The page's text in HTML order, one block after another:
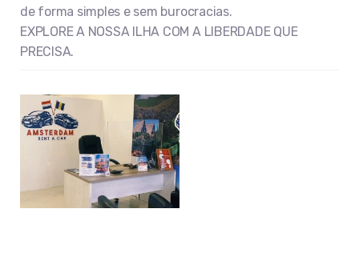
de forma simples e sem burocracias.
EXPLORE A NOSSA ILHA COM A LIBERDADE QUE
PRECISA.